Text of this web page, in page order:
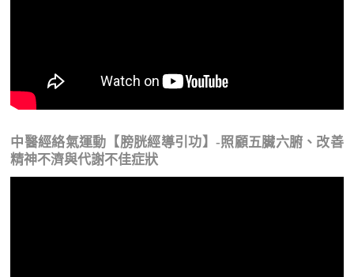
中醫經絡氣運動【膀胱經導引功】-照顧五臟六腑、改善
精神不濟與代謝不佳症狀